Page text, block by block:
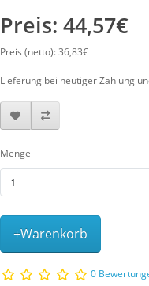
Preis: 44,57€
Preis (netto): 36,83€
Lieferung bei heutiger Zahlung
Menge
+Warenkorb
0